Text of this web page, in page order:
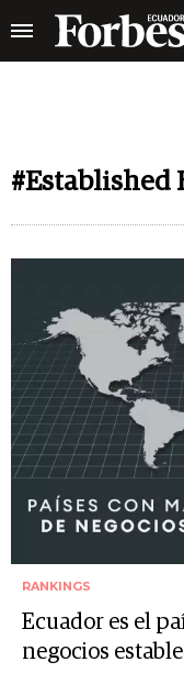
#Established
RANKINGS
Ecuador es el
negocios